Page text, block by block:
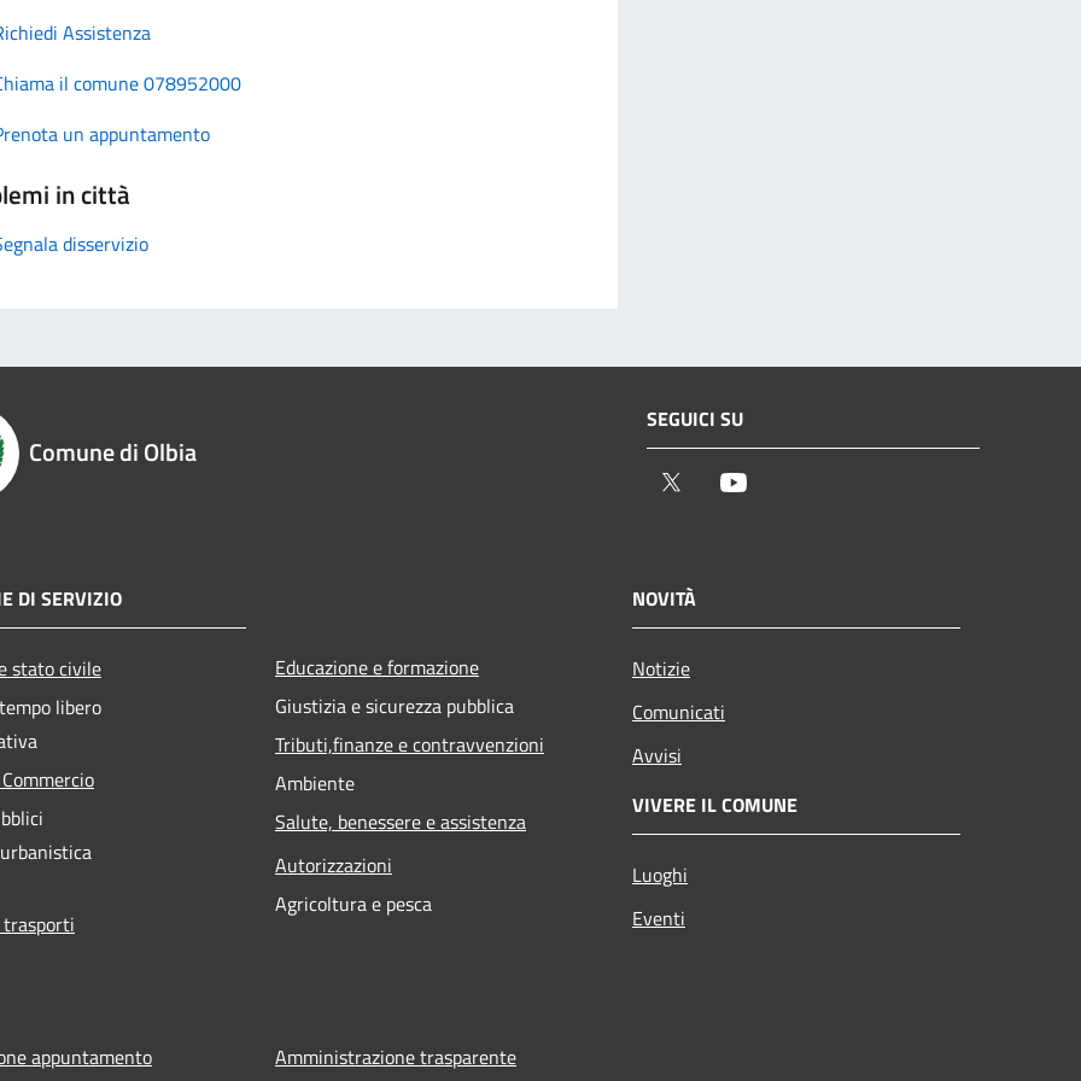
Assistenza
il comune 078952000
un appuntamento
in città
disservizio
Comune di Olbia
SEGUICI SU
Twitter
DI SERVIZIO
stato civile
libero
Educazione e formazione
Giustizia e sicurezza pubblica
Tributi,finanze e contravvenzioni
Ambiente
Salute, benessere e assistenza
Autorizzazioni
Agricoltura e pesca
NOVITÀ
Notizie
Comunicati
Avvisi
VIVERE IL COMUNE
Luoghi
Eventi
appuntamento Amministrazione trasparente